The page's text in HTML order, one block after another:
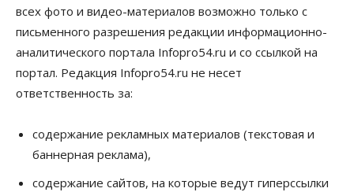
09 Августа 2026, 09:00
Общество
Спрос на машино-места в
Новосибирской области вырос в полтора раза
К современному юридическому образованию в
России возникает много вопросов
08 Августа 2026, 17:00
всех фото и видео-материалов возможно только с
письменного разрешения редакции информационно-
аналитического портала Infopro54.ru и со ссылкой на
портал. Редакция Infopro54.ru не несет
ответственность за:
содержание рекламных материалов (текстовая и
баннерная реклама),
содержание сайтов, на которые ведут гиперссылки